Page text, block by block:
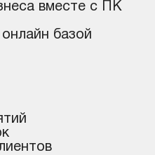
вместе с ПК
базой